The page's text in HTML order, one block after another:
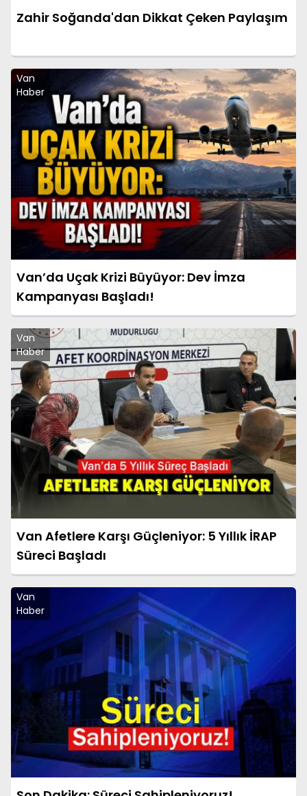
Zahir Soğanda'dan Dikkat Çeken Paylaşım
Van
Haber
Van’da Uçak Krizi Büyüyor: Dev İmza
Kampanyası Başladı!
Van
Haber
Van Afetlere Karşı Güçleniyor: 5 Yıllık İRAP
Süreci Başladı
Van
Haber